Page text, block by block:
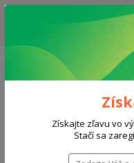
ZĽAVA: VŠETKY VYSTAVENÉ
PODĽA VÝBERU / DODACIA
0908 777 700 Po-So: 10-18
Získajte zľavu vo
Stačí sa